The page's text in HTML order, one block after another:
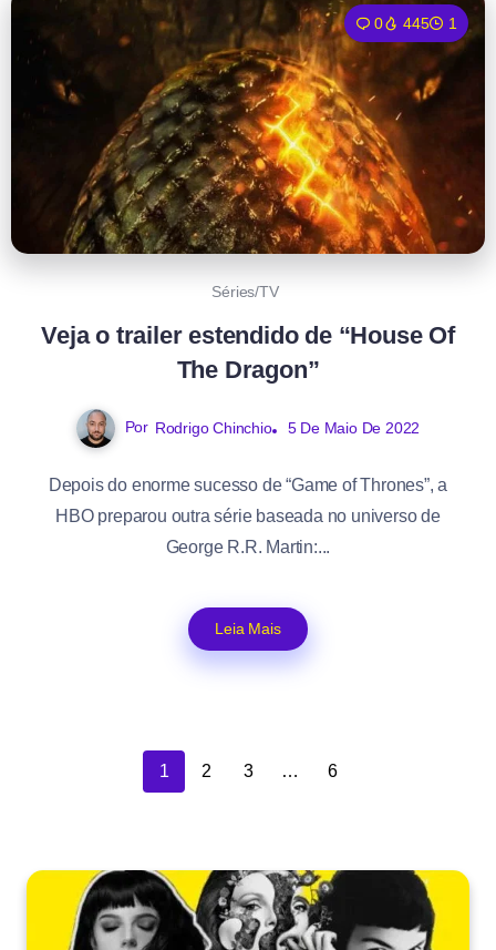
0 445 1
Séries/TV
Veja o trailer estendido de “House Of
The Dragon”
Por Rodrigo Chinchio 5 De Maio De 2022
Depois do enorme sucesso de “Game of Thrones”, a
HBO preparou outra série baseada no universo de
George R.R. Martin:...
Leia Mais
1 2 3 … 6